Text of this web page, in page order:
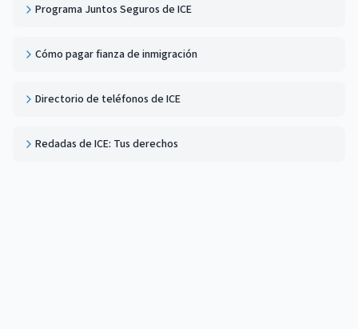
Programa Juntos Seguros de ICE
Cómo pagar fianza de inmigración
Directorio de teléfonos de ICE
Redadas de ICE: Tus derechos